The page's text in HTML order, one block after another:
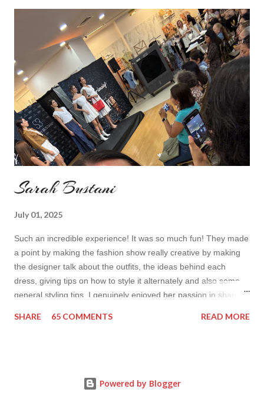
do I feel special. I can't help but add also a funny picture of me
because it's Friday after all! I was wearing: Mango red coat
Topshop bag Alba boots not branded skirt, top and scarf
headband c/o Frontrowshop Have a nice day, Lyosha
Sarah Bustani
July 01, 2025
Such an incredible experience! It was so much fun! They made
a point by making the fashion show really creative by making
the designer talk about the outfits, the ideas behind each
dress, giving tips on how to style it alternately and also some
general styling tips. I genuinely enjoyed her passion in sharing
SHARE 65 COMMENTS READ MORE
Powered by Blogger